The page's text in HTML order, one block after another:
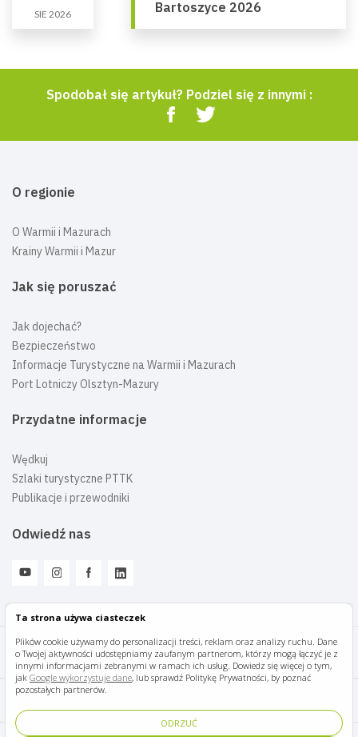
Ta strona używa ciasteczek
Plików cookie używamy do personalizacji treści, reklam oraz analizy ruchu. Dane
o Twojej aktywności udostępniamy zaufanym partnerom, którzy mogą łączyć je z
innymi informacjami zebranymi w ramach ich usług. Dowiedz się więcej o tym,
jak Google wykorzystuje dane, lub sprawdź Politykę Prywatności, by poznać
pozostałych partnerów.
ODRZUĆ
SIE 2026
Bartoszyce 2026
Spodobał się artykuł? Podziel się z innymi :
O regionie
O Warmii i Mazurach
Krainy Warmii i Mazur
Jak się poruszać
Jak dojechać?
Bezpieczeństwo
Informacje Turystyczne na Warmii i Mazurach
Port Lotniczy Olsztyn-Mazury
Przydatne informacje
Wędkuj
Szlaki turystyczne PTTK
Publikacje i przewodniki
Odwiedź nas
Mazury Travel © 2026
Polityka prywatności